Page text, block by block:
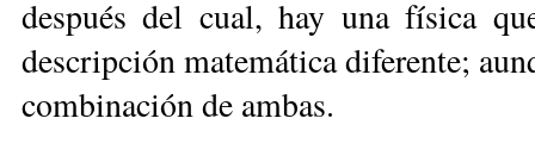
después del cual, hay una física
descripción matemática diferente;
combinación de ambas.